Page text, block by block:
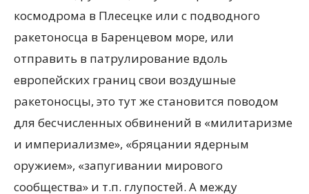
космодрома в Плесецке или с подводного
ракетоносца в Баренцевом море, или
отправить в патрулирование вдоль
европейских границ свои воздушные
ракетоносцы, это тут же становится поводом
для бесчисленных обвинений в «милитаризме
и империализме», «бряцании ядерным
оружием», «запугивании мирового
сообщества» и т.п. глупостей. А между